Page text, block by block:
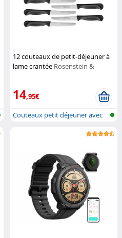
12 couteaux de petit-déjeuner à
lame crantée Rosenstein &
14,95€
Couteaux petit déjeuner avec